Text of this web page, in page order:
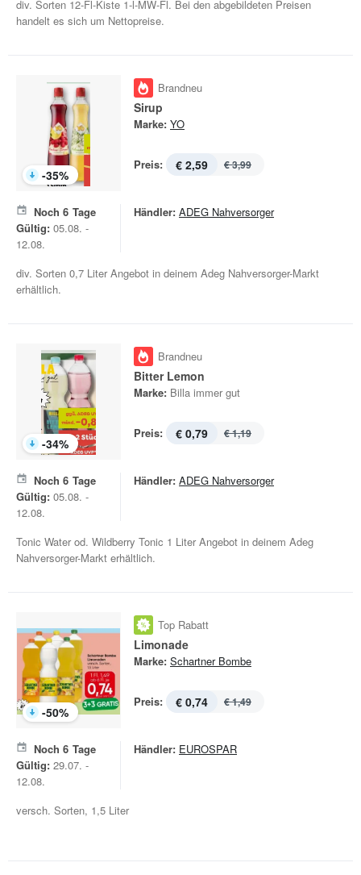
div. Sorten 12-Fl-Kiste 1-l-MW-Fl. Bei den abgebildeten Preisen
handelt es sich um Nettopreise.
-35%
Brandneu
Sirup
Marke: YO
Preis: € 2,59 € 3,99
Noch 6 Tage
Gültig: 05.08. -
12.08.
Händler: ADEG Nahversorger
div. Sorten 0,7 Liter Angebot in deinem Adeg Nahversorger-Markt
erhältlich.
-34%
Brandneu
Bitter Lemon
Marke: Billa immer gut
Preis: € 0,79 € 1,19
Noch 6 Tage
Gültig: 05.08. -
12.08.
Händler: ADEG Nahversorger
Tonic Water od. Wildberry Tonic 1 Liter Angebot in deinem Adeg
Nahversorger-Markt erhältlich.
-50%
Top Rabatt
Limonade
Marke: Schartner Bombe
Preis: € 0,74 € 1,49
Noch 6 Tage
Gültig: 29.07. -
12.08.
Händler: EUROSPAR
versch. Sorten, 1,5 Liter